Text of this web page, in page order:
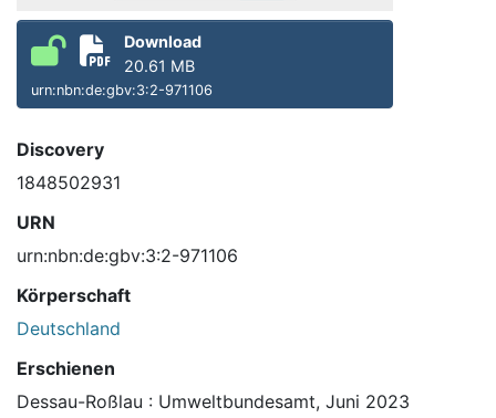
Download
20.61 MB
urn:nbn:de:gbv:3:2-971106
Discovery
1848502931
URN
urn:nbn:de:gbv:3:2-971106
Körperschaft
Deutschland
Erschienen
Dessau-Roßlau : Umweltbundesamt, Juni 2023